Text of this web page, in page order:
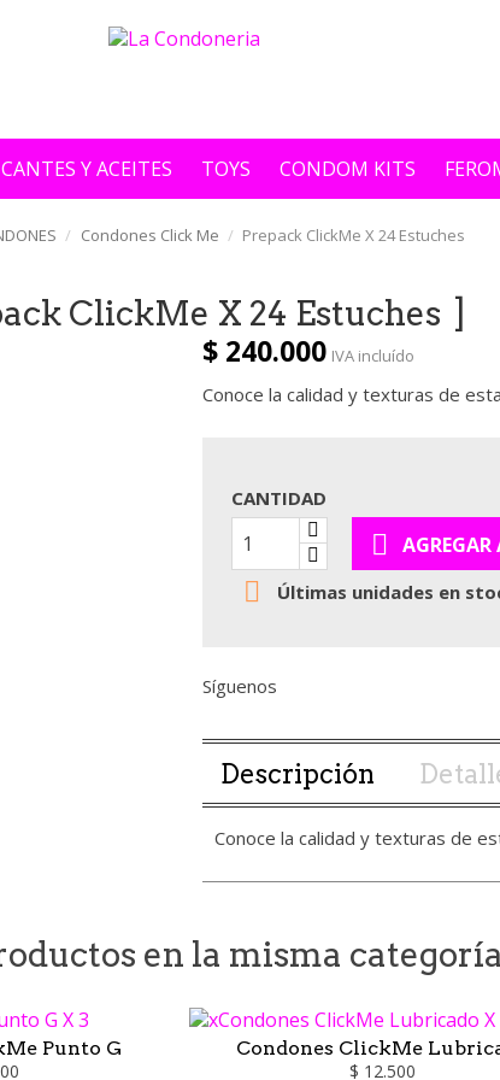
Y ACEITES TOYS CONDOM KITS
Condones Click Me Prepack ClickMe X 24 Estuches
ClickMe X 24 Estuches
$ 240.000 IVA incluído
Conoce la calidad y texturas de
CANTIDAD

 Últimas unidades en
Síguenos
Descripción
Conoce la calidad y texturas de
en la misma
Punto G
Condones ClickMe
$ 12.500